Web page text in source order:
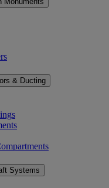
& Ducting
Systems